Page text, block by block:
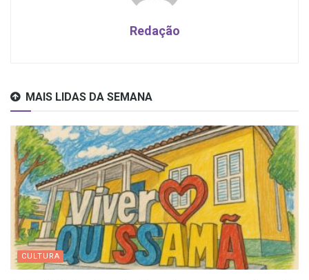
Redação
MAIS LIDAS DA SEMANA
CULTURA